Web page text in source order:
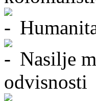
Nasilje
odvisnosti